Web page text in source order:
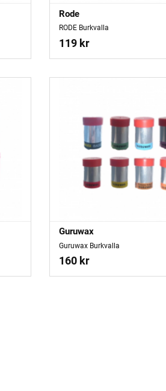
Rode
RODE Burkvalla
119 kr
Guruwax
Guruwax Burkvalla
160 kr